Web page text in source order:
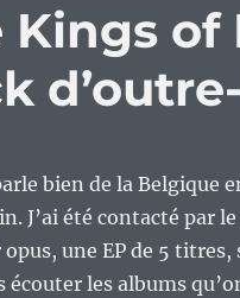
Kings of
bien de la Belgique
J’ai été contacté par
une EP de 5
écouter les albums